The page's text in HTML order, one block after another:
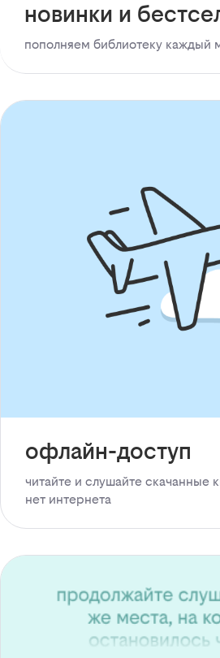
новинки и
пополняем библиотеку каждый
офлайн-доступ
читайте и слушайте скачанные
нет интернета